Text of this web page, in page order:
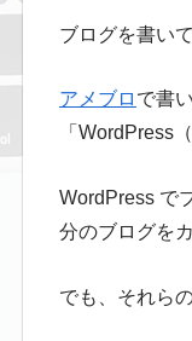
ブログを書い
アメブロ で書
「WordPress
WordPress で
分のブログを
でも、それら